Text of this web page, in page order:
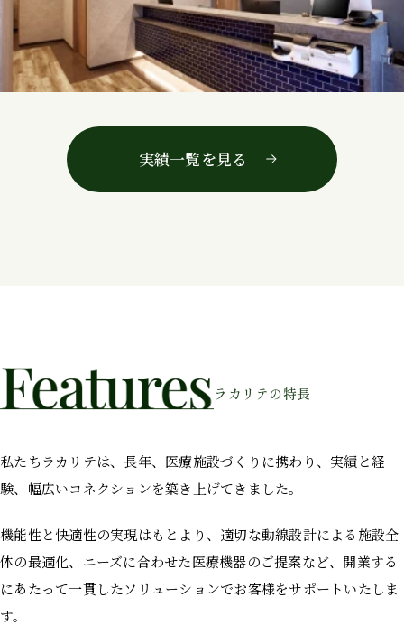
実績一覧を見る
ラカリテの特長
私たちラカリテは、長年、医療施設づくりに携わり、実績と経
験、幅広いコネクションを築き上げてきました。
機能性と快適性の実現はもとより、適切な動線設計による施設全
体の最適化、ニーズに合わせた医療機器のご提案など、開業する
にあたって一貫したソリューションでお客様をサポートいたしま
す。